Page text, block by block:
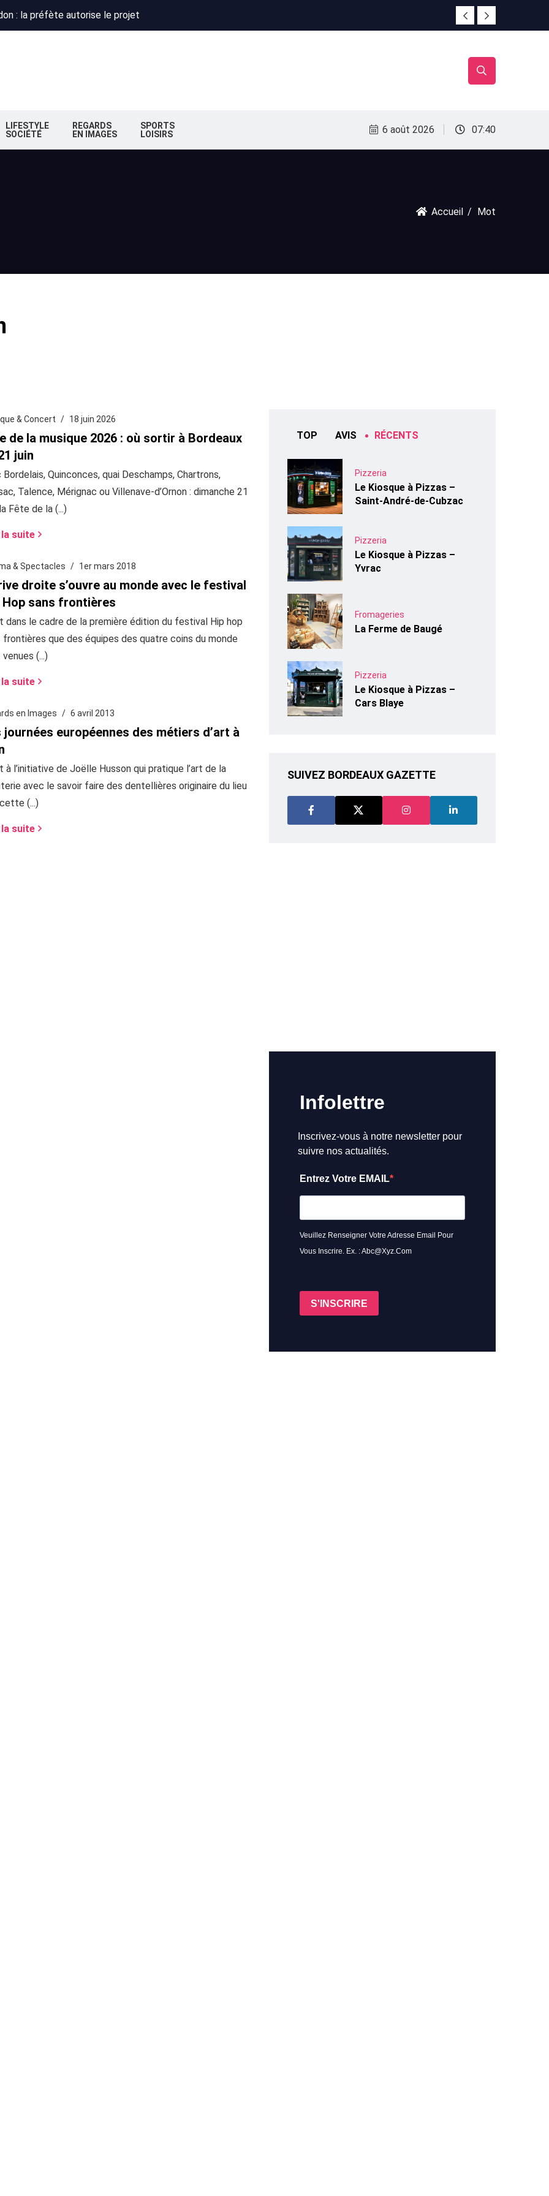
: la préfète autorise le projet
: Obispo, Zazie et Renaud réunis pour un concert caritatif à Floirac
LIFESTYLE
SOCIÉTÉ
REGARDS
EN IMAGES
SPORTS
LOISIRS
6 août 2026 07:40
Accueil Mot
& Concert 18 juin 2026
de la musique 2026 : où sortir à Bordeaux
juin
Bordelais, Quinconces, quai Deschamps, Chartrons,
Talence, Mérignac ou Villenave-d’Ornon : dimanche 21
Fête de la (...)
suite
& Spectacles 1er mars 2018
droite s’ouvre au monde avec le festival
Hop sans frontières
dans le cadre de la première édition du festival Hip hop
frontières que des équipes des quatre coins du monde
(...)
suite
en Images 6 avril 2013
journées européennes des métiers d’art à
à l’initiative de Joëlle Husson qui pratique l’art de la
avec le savoir faire des dentellières originaire du lieu
(...)
suite
TOP AVIS RÉCENTS
Pizzeria
Le Kiosque à Pizzas –
Saint-André-de-Cubzac
Pizzeria
Le Kiosque à Pizzas –
Yvrac
Fromageries
La Ferme de Baugé
Pizzeria
Le Kiosque à Pizzas –
Cars Blaye
SUIVEZ BORDEAUX GAZETTE
Infolettre
Inscrivez-vous à notre newsletter pour
suivre nos actualités.
Entrez Votre EMAIL
Veuillez Renseigner Votre Adresse Email Pour
Vous Inscrire. Ex. : Abc@xyz.com
S'INSCRIRE